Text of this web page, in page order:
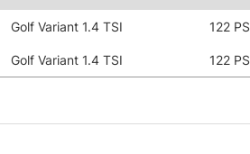
Golf Variant 1.4 TSI 122 PS
Golf Variant 1.4 TSI 122 PS